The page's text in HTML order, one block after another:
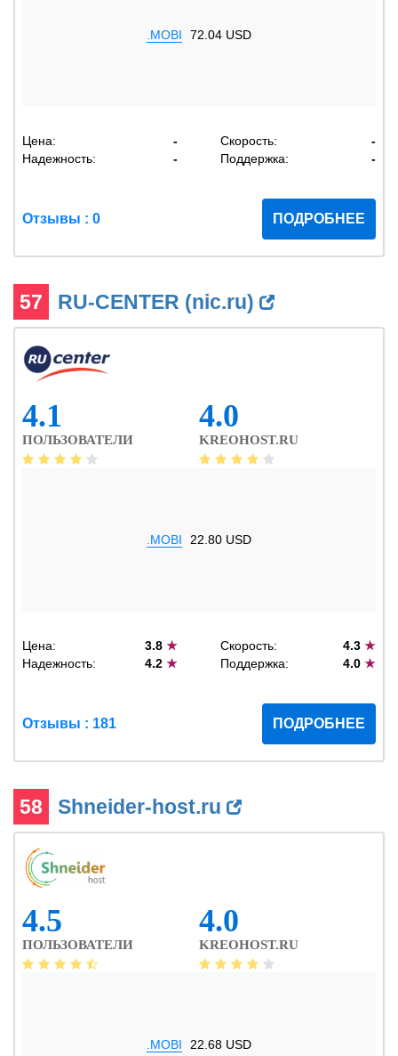
.MOBI 72.04 USD
Цена: - Скорость:
-
Надежность:
- Поддержка: -
Отзывы : 0 ПОДРОБНЕЕ
57 RU-CENTER (nic.ru)
4.1
ПОЛЬЗОВАТЕЛИ
4.0
KREOHOST.RU
.MOBI 22.80 USD
Цена: 3.8★ Скорость: 4.3 ★
Надежность:
4.2★ Поддержка: 4.0 ★
Отзывы : 181 ПОДРОБНЕЕ
58 Shneider-host.ru
4.5
ПОЛЬЗОВАТЕЛИ
4.0
KREOHOST.RU
.MOBI 22.68 USD